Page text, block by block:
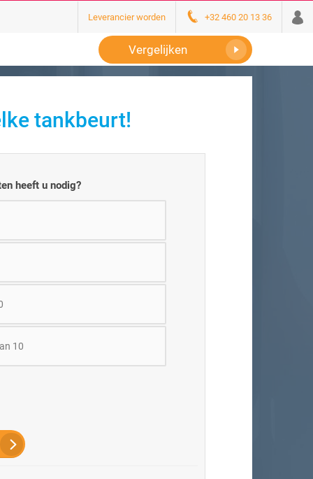
Leverancier worden +32 460 20 13 36
Vergelijken
tankbeurt!
heeft u nodig?
10